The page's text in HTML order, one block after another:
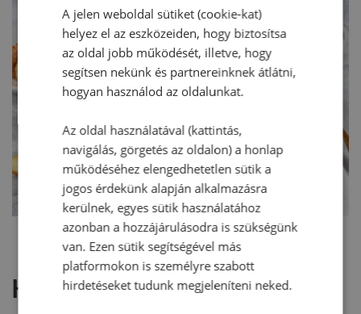
Hozzászólások
A jelen weboldal sütiket (cookie-kat)
helyez el az eszközeiden, hogy biztosítsa
az oldal jobb működését, illetve, hogy
segítsen nekünk és partnereinknek átlátni,
hogyan használod az oldalunkat.
Az oldal használatával (kattintás,
navigálás, görgetés az oldalon) a honlap
működéséhez elengedhetetlen sütik a
jogos érdekünk alapján alkalmazásra
kerülnek, egyes sütik használatához
azonban a hozzájárulásodra is szükségünk
van. Ezen sütik segítségével más
platformokon is személyre szabott
hirdetéseket tudunk megjeleníteni neked.